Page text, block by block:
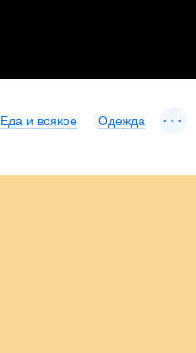
Еда и всякое Одежда ...